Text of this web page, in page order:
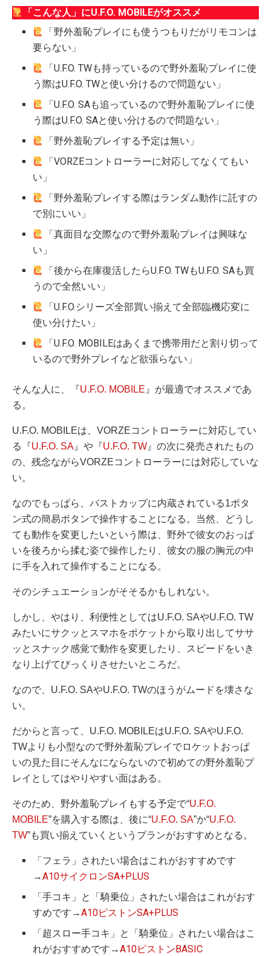
「こんな人」にU.F.O. MOBILEがオススメ
「野外羞恥プレイにも使うつもりだがリモコンは
要らない」
「U.F.O. TWも持っているので野外羞恥プレイに使
う際はU.F.O. TWと使い分けるので問題ない」
「U.F.O. SAも追っているので野外羞恥プレイに使
う際はU.F.O. SAと使い分けるので問題ない」
「野外羞恥プレイする予定は無い」
「VORZEコントローラーに対応してなくてもい
い」
「野外羞恥プレイする際はランダム動作に託すの
で別にいい」
「真面目な交際なので野外羞恥プレイは興味な
い」
「後から在庫復活したらU.F.O. TWもU.F.O. SAも買
うので全然いい」
「U.F.O.シリーズ全部買い揃えて全部臨機応変に
使い分けたい」
「U.F.O. MOBILEはあくまで携帯用だと割り切って
いるので野外プレイなど欲張らない」
そんな人に、『 U.F.O. MOBILE』が最適でオススメであ
る。
U.F.O. MOBILEは、VORZEコントローラーに対応してい
る『 U.F.O. SA』や『 U.F.O. TW』の次に発売されたもの
の、残念ながらVORZEコントローラーには対応していな
い。
なのでもっぱら、バストカップに内蔵されている1ボタ
ン式の簡易ボタンで操作することになる。当然、どうし
ても動作を変更したいという際は、野外で彼女のおっぱ
いを後ろから揉む姿で操作したり、彼女の服の胸元の中
に手を入れて操作することになる。
そのシチュエーションがそそるかもしれない。
しかし、やはり、利便性としてはU.F.O. SAやU.F.O. TW
みたいにサクッとスマホをポケットから取り出してササ
ッとスナック感覚で動作を変更したり、スピードをいき
なり上げてびっくりさせたいところだ。
なので、U.F.O. SAやU.F.O. TWのほうがムードを壊さな
い。
だからと言って、U.F.O. MOBILEはU.F.O. SAやU.F.O.
TWよりも小型なので野外羞恥プレイでロケットおっぱ
いの見た目にそんなにならないので初めての野外羞恥プ
レイとしてはやりやすい面はある。
そのため、野外羞恥プレイもする予定で“U.F.O.
MOBILE”を購入する際は、後に“U.F.O. SA”か“U.F.O.
TW”も買い揃えていくというプランがおすすめとなる。
「フェラ」されたい場合はこれがおすすめです
→A10サイクロンSA+PLUS
「手コキ」と「騎乗位」されたい場合はこれがおす
すめです→A10ピストンSA+PLUS
「超スロー手コキ」と「騎乗位」されたい場合はこ
れがおすすめです→A10ピストンBASIC